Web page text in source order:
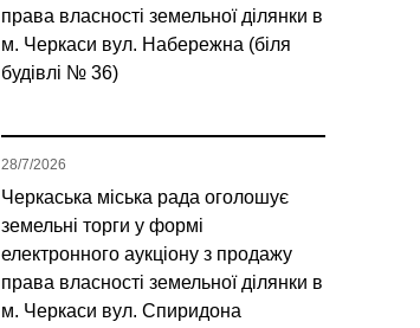
права власності земельної ділянки в
м. Черкаси вул. Набережна (біля
будівлі № 36)
Черкаська міська рада оголошує
земельні торги у формі
електронного аукціону з продажу
права власності земельної ділянки в
м. Черкаси вул. Спиридона
28/7/2026